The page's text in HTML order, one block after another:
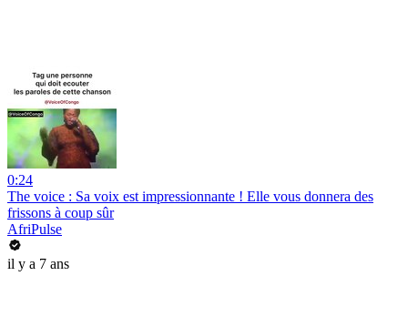
0:24
The voice : Sa voix est impressionnante ! Elle vous donnera des
frissons à coup sûr
AfriPulse
il y a 7 ans